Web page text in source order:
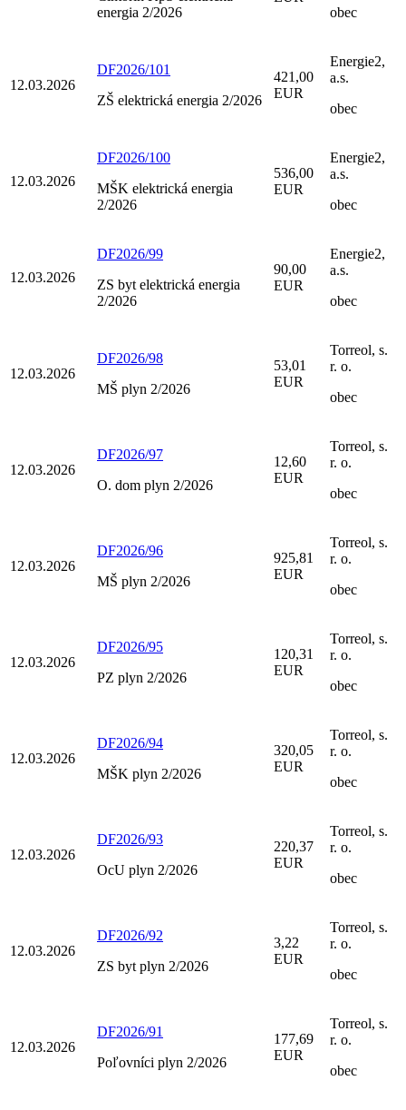
energia 2/2026
obec
12.03.2026
DF2026/101
ZŠ elektrická energia 2/2026
421,00
EUR
Energie2,
a.s.
obec
12.03.2026
DF2026/100
MŠK elektrická energia
2/2026
536,00
EUR
Energie2,
a.s.
obec
12.03.2026
DF2026/99
ZS byt elektrická energia
2/2026
90,00
EUR
Energie2,
a.s.
obec
12.03.2026
DF2026/98
MŠ plyn 2/2026
53,01
EUR
Torreol, s.
r. o.
obec
12.03.2026
DF2026/97
O. dom plyn 2/2026
12,60
EUR
Torreol, s.
r. o.
obec
12.03.2026
DF2026/96
MŠ plyn 2/2026
925,81
EUR
Torreol, s.
r. o.
obec
12.03.2026
DF2026/95
PZ plyn 2/2026
120,31
EUR
Torreol, s.
r. o.
obec
12.03.2026
DF2026/94
MŠK plyn 2/2026
320,05
EUR
Torreol, s.
r. o.
obec
12.03.2026
DF2026/93
OcU plyn 2/2026
220,37
EUR
Torreol, s.
r. o.
obec
12.03.2026
DF2026/92
ZS byt plyn 2/2026
3,22
EUR
Torreol, s.
r. o.
obec
12.03.2026
DF2026/91
Poľovníci plyn 2/2026
177,69
EUR
Torreol, s.
r. o.
obec